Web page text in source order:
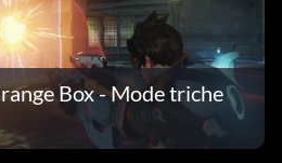
Box - Mode triche